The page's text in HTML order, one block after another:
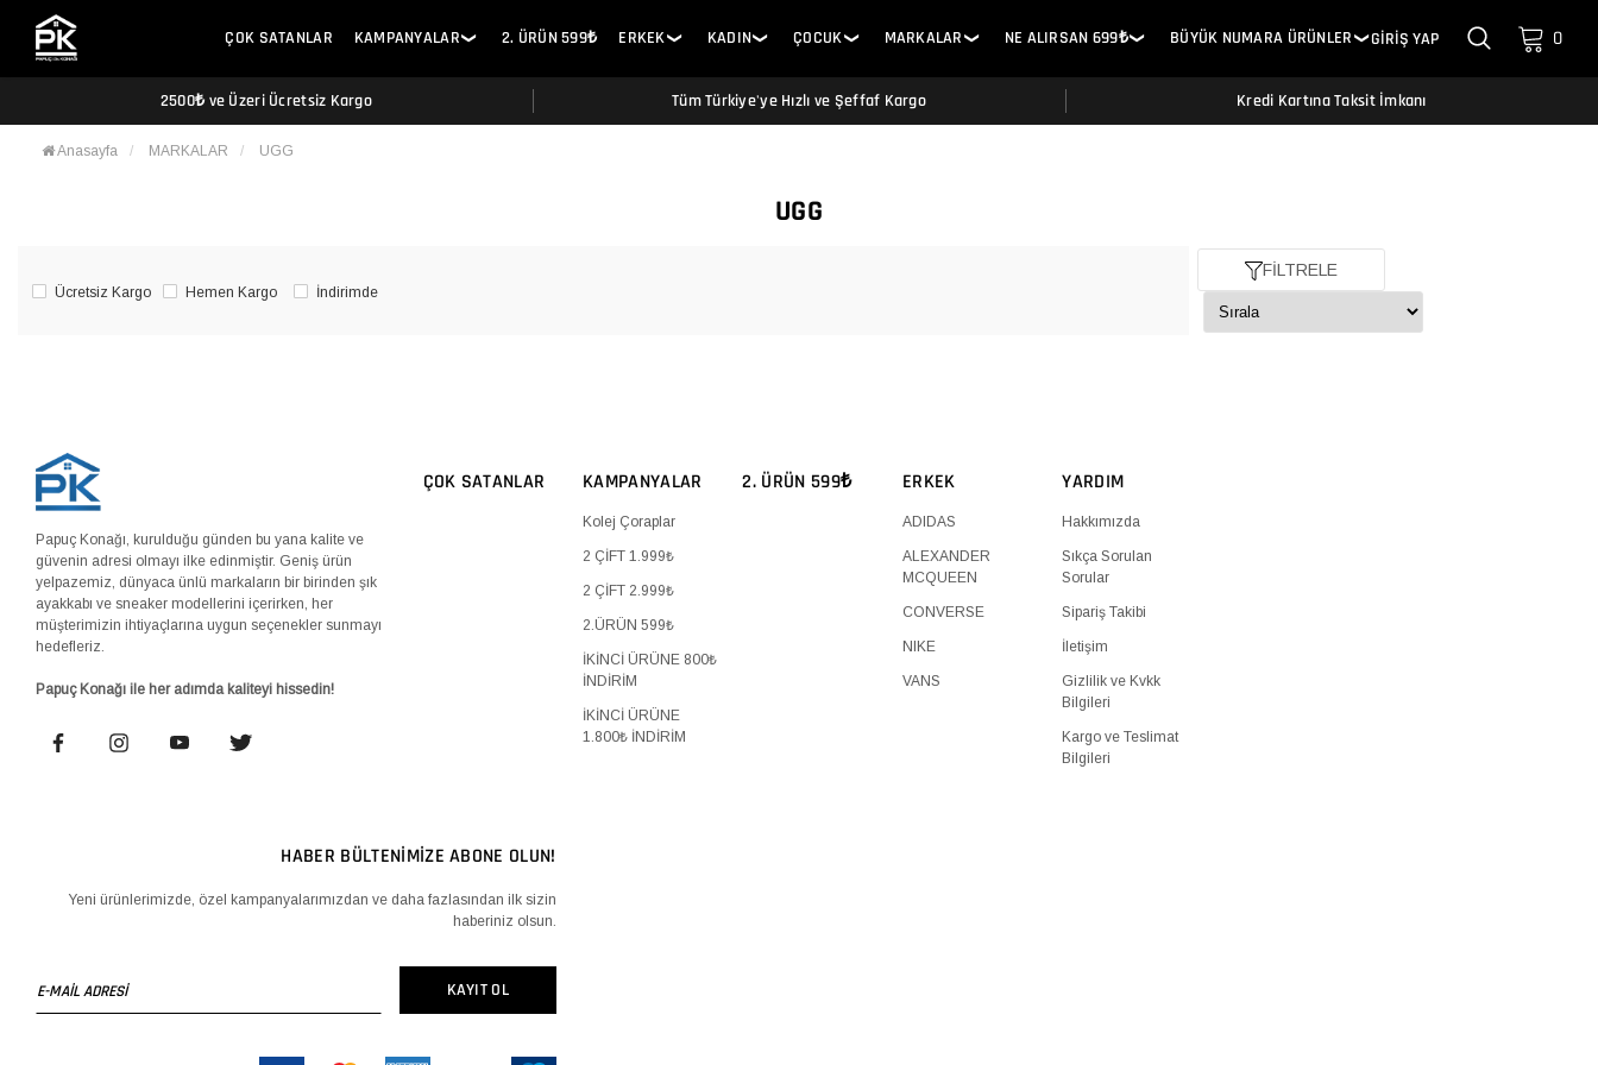
ÇOK SATANLAR KAMPANYALAR ❯ 2. ÜRÜN 599₺ ERKEK ❯ KADIN❯ ÇOCUK ❯ MARKALAR ❯ NE ALIRSAN 699₺❯ BÜYÜK NUMARA ÜRÜNLER ❯GİRİŞ YAP 0
2500₺ ve Üzeri Ücretsiz Kargo Tüm Türkiye'ye Hızlı ve Şeffaf Kargo Kredi Kartına Taksit İmkanı
Anasayfa MARKALAR UGG
UGG
Ücretsiz Kargo Hemen Kargo İndirimde
FİLTRELE
Papuç Konağı, kurulduğu günden bu yana kalite ve
güvenin adresi olmayı ilke edinmiştir. Geniş ürün
yelpazemiz, dünyaca ünlü markaların bir birinden şık
ayakkabı ve sneaker modellerini içerirken, her
müşterimizin ihtiyaçlarına uygun seçenekler sunmayı
hedefleriz.
Papuç Konağı ile her adımda kaliteyi hissedin!
ÇOK SATANLAR KAMPANYALAR
Kolej Çoraplar
2 ÇİFT 1.999₺
2 ÇİFT 2.999₺
2.ÜRÜN 599₺
İKİNCİ ÜRÜNE 800₺
İNDİRİM
İKİNCİ ÜRÜNE
1.800₺ İNDİRİM
2. ÜRÜN 599₺ ERKEK
ADIDAS
ALEXANDER
MCQUEEN
CONVERSE
NIKE
VANS
YARDIM
Hakkımızda
Sıkça Sorulan
Sorular
Sipariş Takibi
İletişim
Gizlilik ve Kvkk
Bilgileri
Kargo ve Teslimat
Bilgileri
HABER BÜLTENİMİZE ABONE OLUN!
Yeni ürünlerimizde, özel kampanyalarımızdan ve daha fazlasından ilk sizin
haberiniz olsun.
MAİL
KAYIT OL